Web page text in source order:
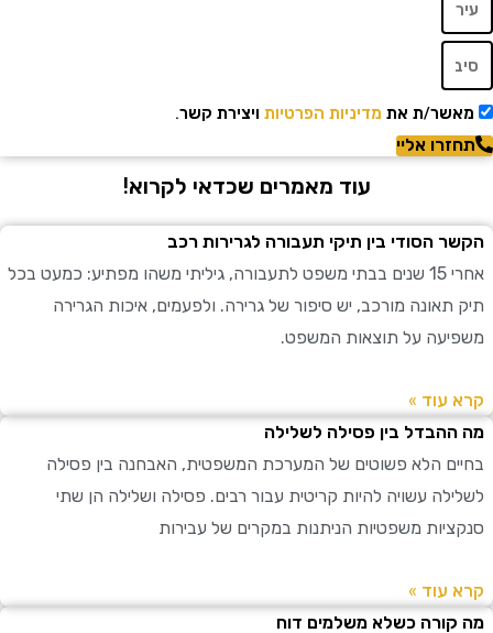
ת אתמדיניות הפרטיותויצירת קשר.
אליי
עוד מאמרים שכדאי לקרוא!
הסודי בין תיקי תעבורה לגרירות רכב
אחרי 15 שנים בבתי משפט לתעבורה, גיליתי משהו מפתיע: כמעט בכל
מורכב, יש סיפור של גרירה. ולפעמים, איכות הגרירה
על תוצאות המשפט.
»
בין פסילה לשלילה
הלא פשוטים של המערכת המשפטית, האבחנה בין פסילה
עשויה להיות קריטית עבור רבים. פסילה ושלילה הן שתי
משפטיות הניתנות במקרים של עבירות
»
כשלא משלמים דוח